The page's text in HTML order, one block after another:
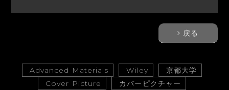
戻る
Advanced Materials Wiley
京都大学
Cover Picture
カバーピクチャー